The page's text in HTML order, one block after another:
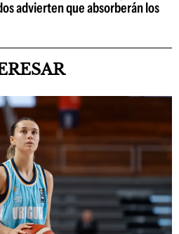
advierten que absorberán los